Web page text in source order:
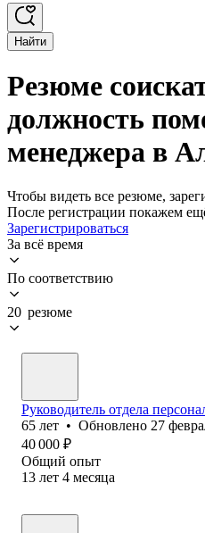
Найти
Резюме
должность
менеджера в
Чтобы видеть все резюме,
После регистрации покажем
Зарегистрироваться
За всё время
По соответствию
20 резюме
Руководитель отдела
65 лет • Обновлено 27
40 000 ₽
Общий опыт
13 лет 4 месяца